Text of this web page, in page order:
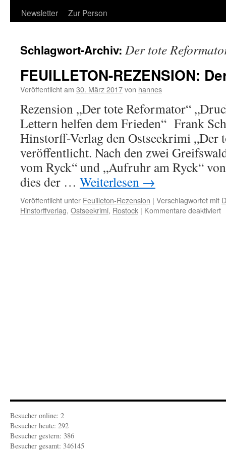
Newsletter
Zur Person
Schlagwort-Archiv: Der tote
FEUILLETON-REZENSION:
Veröffentlicht am 30. März 2017von hannes
Rezension „Der tote Reformator“
Lettern helfen dem Frieden“ Frank
Hinstorff-Verlag den Ostseekrimi „Der
veröffentlicht. Nach den zwei
vom Ryck“ und „Aufruhr am Ryck“
dies der … Weiterlesen →
Veröffentlicht unter Feuilleton-Rezension | Verschlagwortet mit
Hinstorffverlag, Ostseekrimi, Rostock | Kommentare deaktiviert
Besucher online: 2
Besucher heute: 292
Besucher gestern: 386
Besucher gesamt: 346145